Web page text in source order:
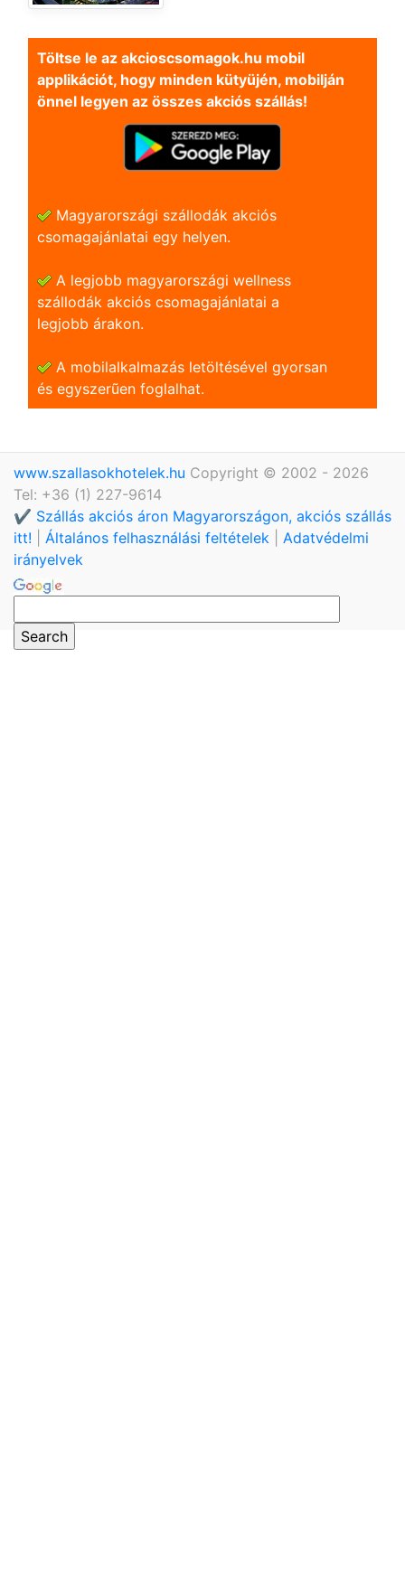
Töltse le az akcioscsomagok.hu mobil
applikációt, hogy minden kütyüjén, mobilján
önnel legyen az összes akciós szállás!
Magyarországi szállodák akciós
csomagajánlatai egy helyen.
A legjobb magyarországi wellness
szállodák akciós csomagajánlatai a
legjobb árakon.
A mobilalkalmazás letöltésével gyorsan
és egyszerũen foglalhat.
www.szallasokhotelek.hu Copyright © 2002 - 2026
Tel: +36 (1) 227-9614
✔️ Szállás akciós áron Magyarországon, akciós szállás
itt!
Általános felhasználási feltételek
Adatvédelmi
irányelvek